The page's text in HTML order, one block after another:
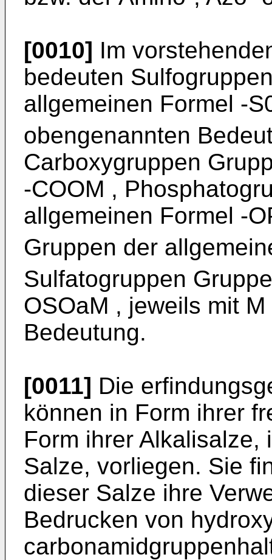
[0010] Im
bedeuten
allgemeinen Formel -
obengenannten
Carboxygruppen
-COOM ,
allgemeinen Formel -
Gruppen der
Sulfatogruppen
OSOaM , jeweils mit
Bedeutung.
[0011] Die
können in Form ihrer
Form ihrer
Salze, vorliegen. Sie
dieser Salze ihre
Bedrucken von